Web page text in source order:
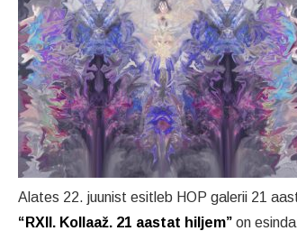
Alates 22. juunist esitleb HOP galerii 21
“RXII. Kollaaž. 21 aastat hiljem” on